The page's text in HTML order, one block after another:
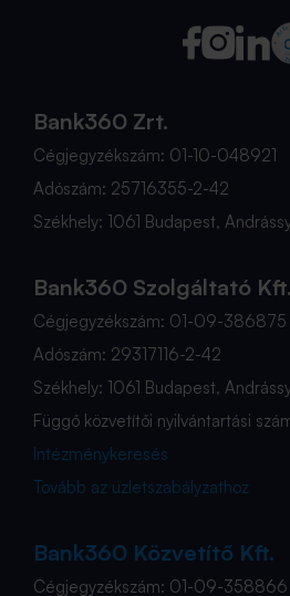
Bank360 Zrt.
Cégjegyzékszám: 01-10-048921
Adószám: 25716355-2-42
Székhely: 1061 Budapest,
Bank360 Szolgáltató Kft.
Cégjegyzékszám: 01-09-386875
Adószám: 29317116-2-42
Székhely: 1061 Budapest,
Függő közvetítői nyilvántartási
Intézménykeresés
Tovább az üzletszabályzathoz
Bank360 Közvetítő Kft.
Cégjegyzékszám: 01-09-358866